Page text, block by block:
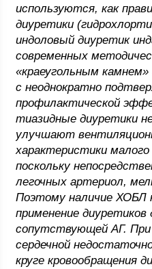
используются, как
диуретики
индоловый диуретик
современных
«краеугольным
с неоднократно
профилактической
тиазидные диуретики
улучшают
характеристики малого
поскольку
легочных артериол,
Поэтому наличие ХОБЛ
применение диуретиков
сопутствующей АГ.
сердечной
круге кровообращения